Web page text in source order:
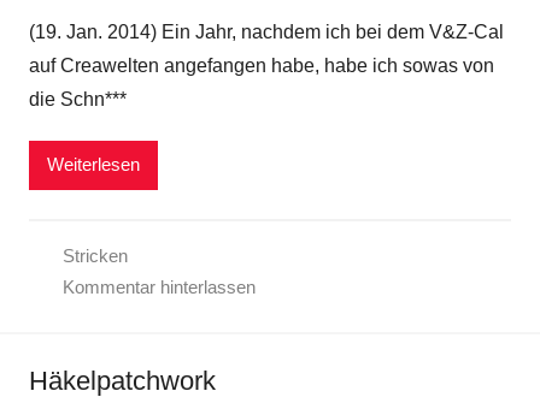
(19. Jan. 2014) Ein Jahr, nachdem ich bei dem V&Z-Cal
auf Creawelten angefangen habe, habe ich sowas von
die Schn***
Weiterlesen
Stricken
Kommentar hinterlassen
Häkelpatchwork